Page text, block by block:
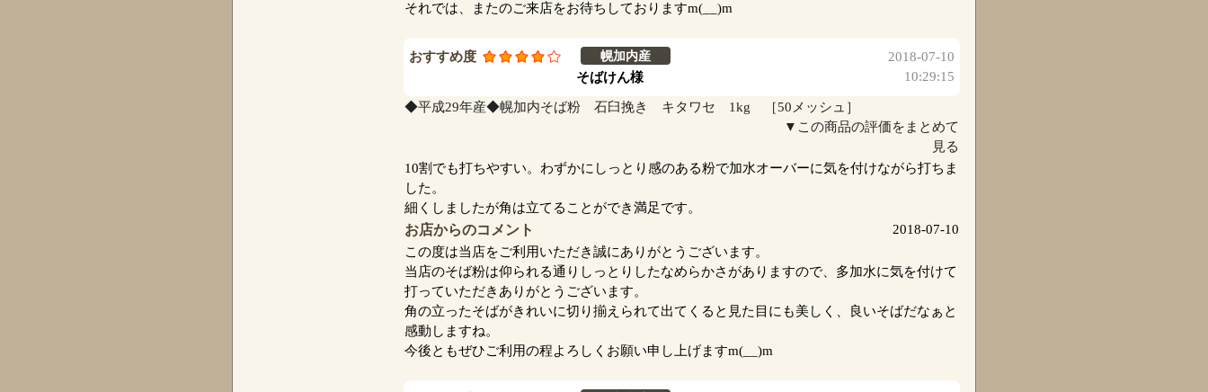
それでは、またのご来店をお待ちしておりますm(__)m
おすすめ度 幌加内産
そばけん様
2018-07-10
10:29:15
◆平成29年産◆幌加内そば粉 石臼挽き キタワセ 1kg ［50メッシュ］
▼この商品の評価をまとめて
見る
10割でも打ちやすい。わずかにしっとり感のある粉で加水オーバーに気を付けながら打ちま
した。
細くしましたが角は立てることができ満足です。
お店からのコメント
2018-07-10
この度は当店をご利用いただき誠にありがとうございます。
当店のそば粉は仰られる通りしっとりしたなめらかさがありますので、多加水に気を付けて
打っていただきありがとうございます。
角の立ったそばがきれいに切り揃えられて出てくると見た目にも美しく、良いそばだなぁと
感動しますね。
今後ともぜひご利用の程よろしくお願い申し上げますm(__)m